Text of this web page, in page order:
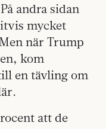
andra sidan
mycket
när Trump
kom
en tävling om
att de